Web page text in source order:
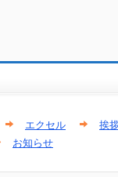
エクセル 挨
お知らせ